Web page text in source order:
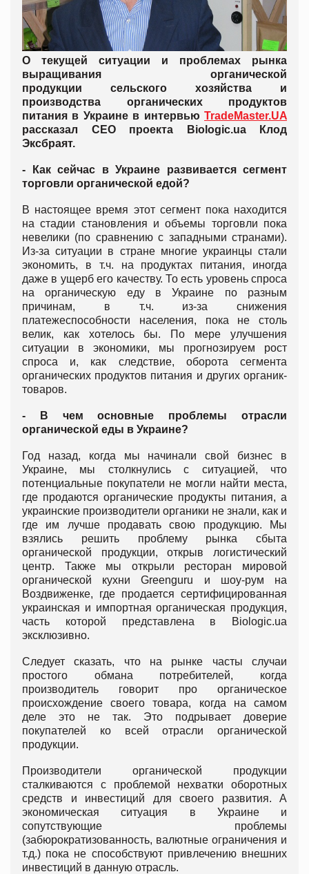
О текущей ситуации и проблемах рынка
выращивания органической
продукции сельского хозяйства и
производства органических продуктов
питания в Украине в интервью TradeMaster.UA
рассказал CEO проекта Biologic.ua Клод
Эксбраят.
- Как сейчас в Украине развивается сегмент
торговли органической едой?
В настоящее время этот сегмент пока находится
на стадии становления и объемы торговли пока
невелики (по сравнению с западными странами).
Из-за ситуации в стране многие украинцы стали
экономить, в т.ч. на продуктах питания, иногда
даже в ущерб его качеству. То есть уровень спроса
на органическую еду в Украине по разным
причинам, в т.ч. из-за снижения
платежеспособности населения, пока не столь
велик, как хотелось бы. По мере улучшения
ситуации в экономики, мы прогнозируем рост
спроса и, как следствие, оборота сегмента
органических продуктов питания и других органик-
товаров.
- В чем основные проблемы отрасли
органической еды в Украине?
Год назад, когда мы начинали свой бизнес в
Украине, мы столкнулись с ситуацией, что
потенциальные покупатели не могли найти места,
где продаются органические продукты питания, а
украинские производители органики не знали, как и
где им лучше продавать свою продукцию. Мы
взялись решить проблему рынка сбыта
органической продукции, открыв логистический
центр. Также мы открыли ресторан мировой
органической кухни Greenguru и шоу-рум на
Воздвиженке, где продается сертифицированная
украинская и импортная органическая продукция,
часть которой представлена в Biologic.ua
эксклюзивно.
Следует сказать, что на рынке часты случаи
простого обмана потребителей, когда
производитель говорит про органическое
происхождение своего товара, когда на самом
деле это не так. Это подрывает доверие
покупателей ко всей отрасли органической
продукции.
Производители органической продукции
сталкиваются с проблемой нехватки оборотных
средств и инвестиций для своего развития. А
экономическая ситуация в Украине и
сопутствующие проблемы
(забюрократизованность, валютные ограничения и
т.д.) пока не способствуют привлечению внешних
инвестиций в данную отрасль.